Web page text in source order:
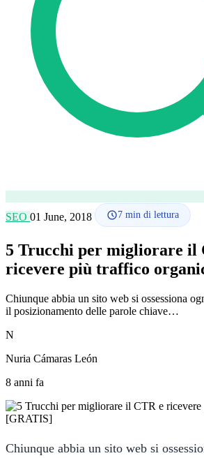
Lingua
🇪🇸 ES
🇬🇧 EN
Accedi
SEO 01 June, 2018 7 min di lettura
5 Trucchi per migliorare il
ricevere più traffico
Chiunque abbia un sito web si ossessiona
il posizionamento delle parole chiave…
N
Nuria Cámaras León
8 anni fa
Chiunque abbia un sito web si